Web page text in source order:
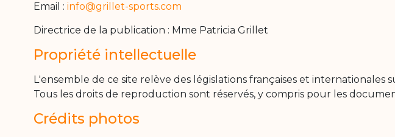
Email :info@grillet-sports.com
Directrice de la publication : Mme Patricia Grillet
Propriété intellectuelle
L'ensemble de ce site relève des législations françaises et
Tous les droits de reproduction sont réservés, y compris pour les
Crédits photos